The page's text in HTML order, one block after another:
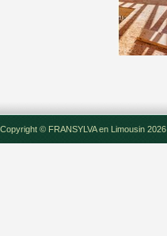
Copyright © FRANSYLVA en Limousin 2026